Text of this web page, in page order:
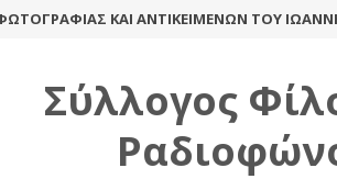
ΚΑΙ ΑΝΤΙΚΕΙΜΈΝΩΝ ΤΟΥ ΙΩΆΝΝΗ-
Σύλλογος